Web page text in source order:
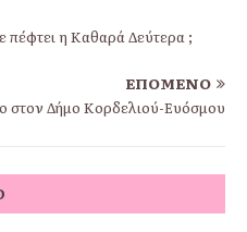
πέφτει η Καθαρά Δεύτερα ;
ΕΠΌΜΕΝΟ
στον Δήμο Κορδελιού-Ευόσμου